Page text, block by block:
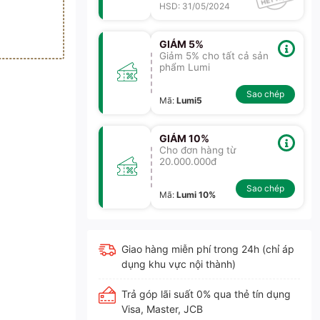
HSD: 31/05/2024
GIẢM 5%
Giảm 5% cho tất cả sản
phẩm Lumi
Mã:Lumi5
Sao chép
GIẢM 10%
Cho đơn hàng từ
20.000.000đ
Mã:Lumi 10%
Sao chép
Giao hàng miễn phí trong 24h (chỉ áp
dụng khu vực nội thành)
Trả góp lãi suất 0% qua thẻ tín dụng
Visa, Master, JCB